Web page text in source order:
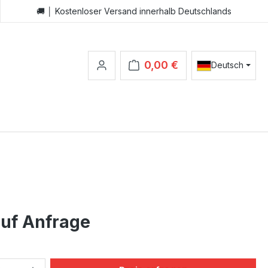
🚚 │ Kostenloser Versand innerhalb Deutschlands
0,00 €
Warenkorb enthält 0
Deutsch
Anfrage